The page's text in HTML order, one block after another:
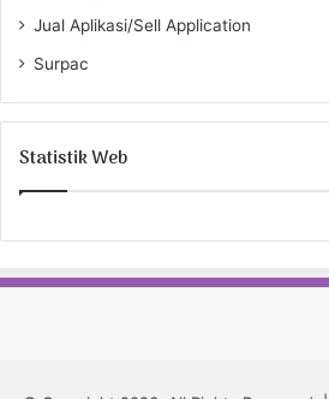
Jual Aplikasi/Sell Application
Surpac
Statistik Web